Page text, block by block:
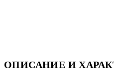
ОПИСАНИЕ И